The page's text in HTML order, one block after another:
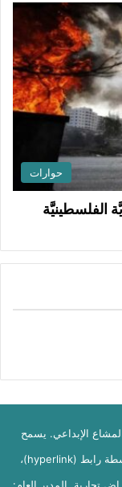
حوارات
الفلسطينيَّة
الإبداعي. يسمح
بإعادة نشر المواد بشرط الإشارة إلى المصدر بواسطة رابط (hyperlink)،
تجارية. المدير العام: